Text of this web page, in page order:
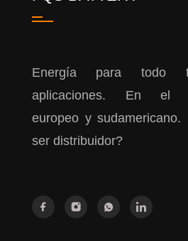
Energía para todo
aplicaciones. En el
europeo y sudamericano.
ser distribuidor?